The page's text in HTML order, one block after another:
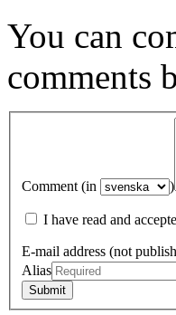
You can
comments
Comment (in )
I have read and
E-mail address (not
Alias